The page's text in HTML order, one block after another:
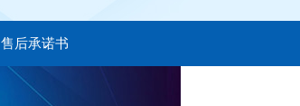
售后承诺书